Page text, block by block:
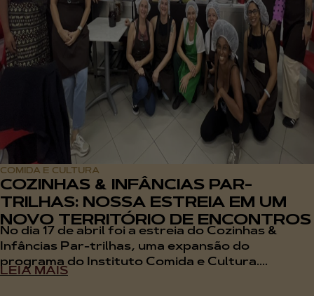
COMIDA E CULTURA
COZINHAS & INFÂNCIAS PAR-
TRILHAS: NOSSA ESTREIA EM UM
NOVO TERRITÓRIO DE ENCONTROS
No dia 17 de abril foi a estreia do Cozinhas &
Infâncias Par-trilhas, uma expansão do
programa do Instituto Comida e Cultura....
LEIA MAIS